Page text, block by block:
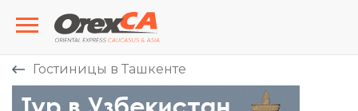
Гостиницы в Ташкенте